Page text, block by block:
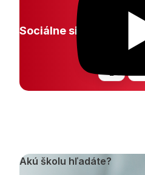
Sociálne siete:
Akú školu hľadáte?